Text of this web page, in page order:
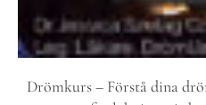
Drömkurs – Förstå dina